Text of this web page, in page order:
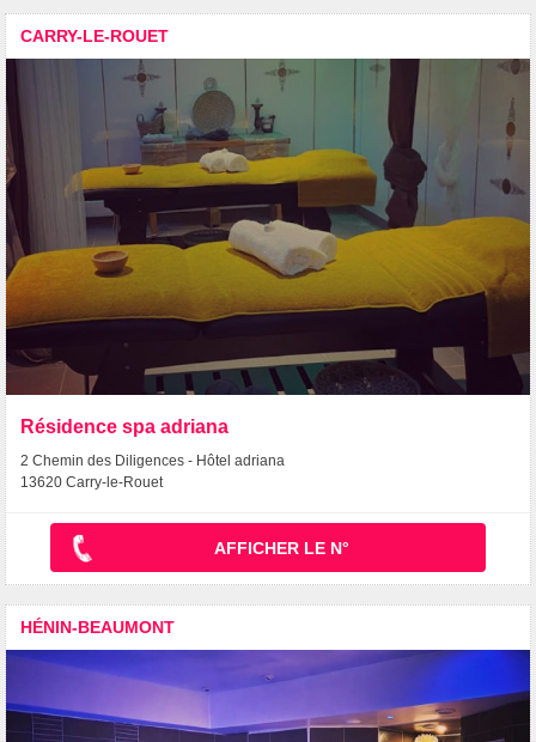
CARRY-LE-ROUET
Résidence spa adriana
2 Chemin des Diligences - Hôtel adriana
13620 Carry-le-Rouet
AFFICHER LE N°
HÉNIN-BEAUMONT